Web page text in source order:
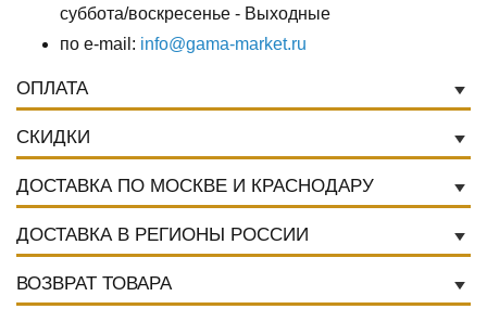
суббота/воскресенье - Выходные
по e-mail: info@gama-market.ru
ОПЛАТА
СКИДКИ
ДОСТАВКА ПО МОСКВЕ И КРАСНОДАРУ
ДОСТАВКА В РЕГИОНЫ РОССИИ
ВОЗВРАТ ТОВАРА